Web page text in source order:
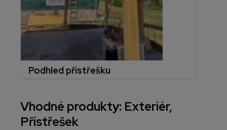
Podhled přístřešku
Vhodné produkty: Exteriér,
Přístřešek